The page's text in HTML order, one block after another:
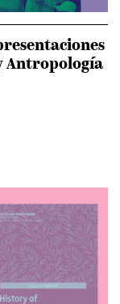
Antropología